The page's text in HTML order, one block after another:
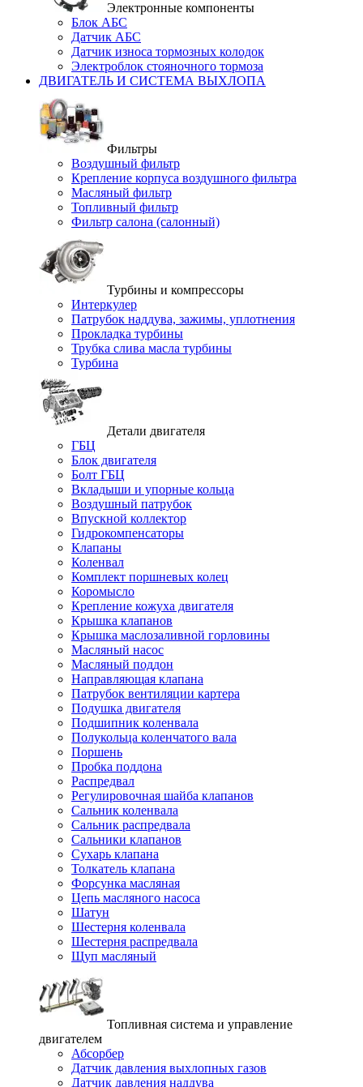
Электронные компоненты
Блок АБС
Датчик АБС
Датчик износа тормозных колодок
Электроблок стояночного тормоза
ДВИГАТЕЛЬ И СИСТЕМА ВЫХЛОПА
Фильтры
Воздушный фильтр
Крепление корпуса воздушного фильтра
Масляный фильтр
Топливный фильтр
Фильтр салона (салонный)
Турбины и компрессоры
Интеркулер
Патрубок наддува, зажимы, уплотнения
Прокладка турбины
Трубка слива масла турбины
Турбина
Детали двигателя
ГБЦ
Блок двигателя
Болт ГБЦ
Вкладыши и упорные кольца
Воздушный патрубок
Впускной коллектор
Гидрокомпенсаторы
Клапаны
Коленвал
Комплект поршневых колец
Коромысло
Крепление кожуха двигателя
Крышка клапанов
Крышка маслозаливной горловины
Масляный насос
Масляный поддон
Направляющая клапана
Патрубок вентиляции картера
Подушка двигателя
Подшипник коленвала
Полукольца коленчатого вала
Поршень
Пробка поддона
Распредвал
Регулировочная шайба клапанов
Сальник коленвала
Сальник распредвала
Сальники клапанов
Сухарь клапана
Толкатель клапана
Форсунка масляная
Цепь масляного насоса
Шатун
Шестерня коленвала
Шестерня распредвала
Щуп масляный
Топливная система и управление
двигателем
Абсорбер
Датчик давления выхлопных газов
Датчик давления наддува